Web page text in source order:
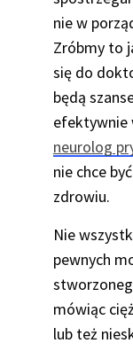
nie w
Zróbmy to
się do
będą
efektywnie
neurolog
nie chce
zdrowiu.
Nie
pewnych
mówiąc
lub też